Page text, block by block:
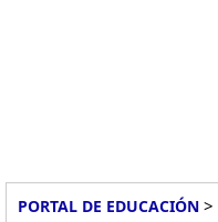
PORTAL DE EDUCACIÓN >